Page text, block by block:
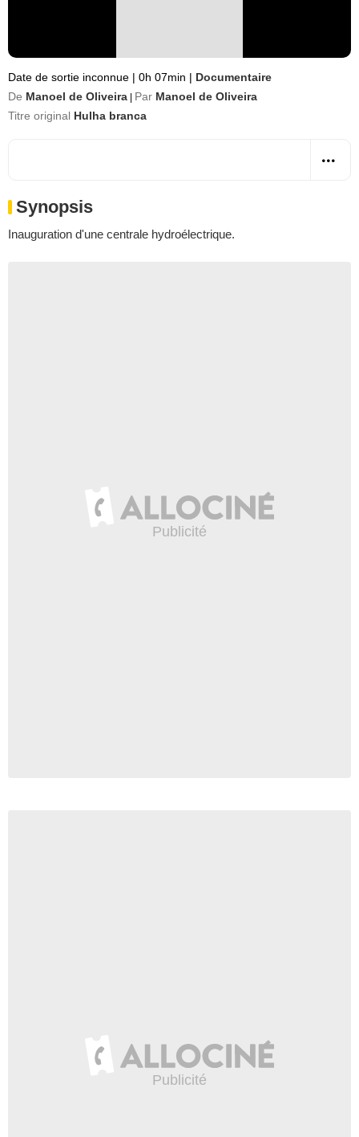
Date de sortie inconnue | 0h 07min | Documentaire
De Manoel de Oliveira Par Manoel de Oliveira
Titre original Hulha branca
Synopsis
Inauguration d'une centrale hydroélectrique.